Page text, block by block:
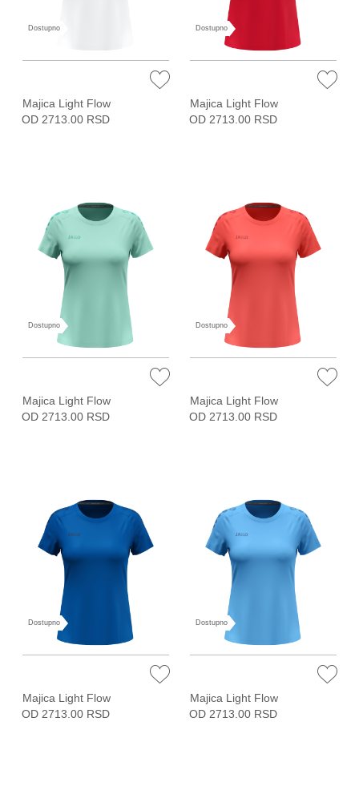
Dostupno
Majica Light Flow
OD 2713.00 RSD
Dostupno
Majica Light Flow
OD 2713.00 RSD
Dostupno
Majica Light Flow
OD 2713.00 RSD
Dostupno
Majica Light Flow
OD 2713.00 RSD
Dostupno
Majica Light Flow
OD 2713.00 RSD
Dostupno
Majica Light Flow
OD 2713.00 RSD